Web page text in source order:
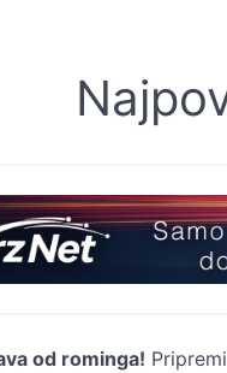
od rominga!